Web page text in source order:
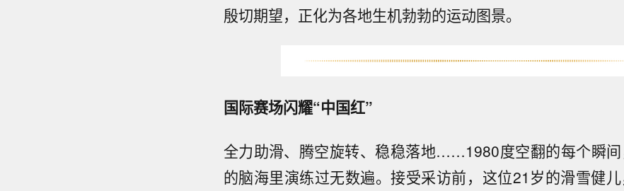
殷切期望，正化为各地生机勃勃的运动图景。
国际赛场闪耀“中国红”
全力助滑、腾空旋转、稳稳落地……1980度空翻的每个瞬间
的脑海里演练过无数遍。接受采访前，这位21岁的滑雪健